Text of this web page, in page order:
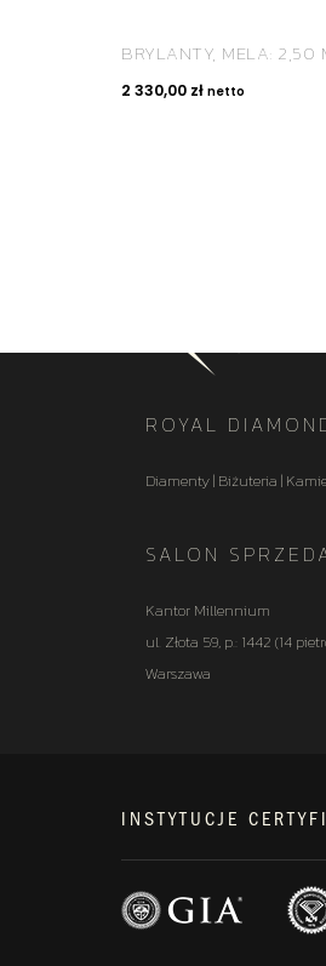
BRYLANTY, MELA: 2,50
2 330,00 zł netto
ROYAL
Diamenty | Biżuteria |
SALON
Kantor Millennium
ul. Złota 59, p.: 1442 (14
Warszawa
INSTYTUCJE